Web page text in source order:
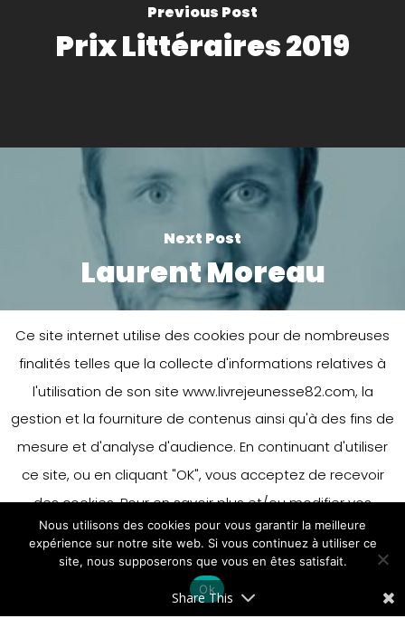
Previous Post
Prix Littéraires 2019
Next Post
Laurent Moreau
Leave a Reply
You must belogged into post a
comment.
Ce site internet utilise des cookies pour de nombreuses
finalités telles que la collecte d'informations relatives à
l'utilisation de son site www.livrejeunesse82.com, la
gestion et la fourniture de contenus ainsi qu'à des fins de
mesure et d'analyse d'audience. En continuant d'utiliser
ce site, ou en cliquant "OK", vous acceptez de recevoir
des cookies. Pour en savoir plus et/ou modifier vos
préférences en matière de cookies, merci de vous référer
à notre politique sur les cookies.
Accepter
En savoir plus
Share This
Nous utilisons des cookies pour vous garantir la meilleure
expérience sur notre site web. Si vous continuez à utiliser ce
site, nous supposerons que vous en êtes satisfait.
Ok